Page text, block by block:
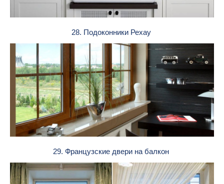
28. Подоконники Рехау
29. Французские двери на балкон